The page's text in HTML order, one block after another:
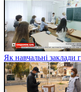
Як навчальні заклади